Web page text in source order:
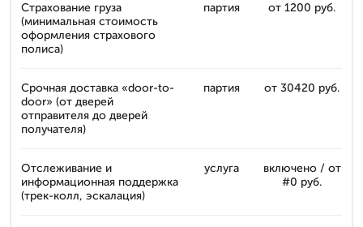
Страхование груза
(минимальная стоимость
оформления страхового
полиса)
партия от 1200 руб.
Срочная доставка «door-to-
door» (от дверей
отправителя до дверей
получателя)
партия от 30420 руб.
Отслеживание и
информационная поддержка
(трек-колл, эскалация)
услуга
включено / от
#0 руб.